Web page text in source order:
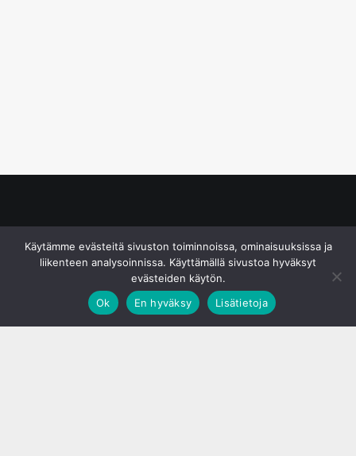
Käytämme evästeitä sivuston toiminnoissa, ominaisuuksissa ja
liikenteen analysoinnissa. Käyttämällä sivustoa hyväksyt
evästeiden käytön.
Ok
En hyväksy Lisätietoja